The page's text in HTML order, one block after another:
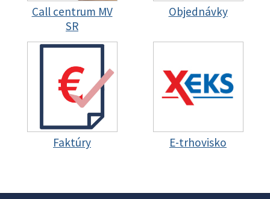
Call centrum MV
SR
Objednávky
Faktúry E-trhovisko